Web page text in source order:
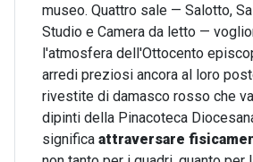
museo. Quattro sale — Salotto,
Studio e Camera da letto —
l'atmosfera dell'Ottocento
arredi preziosi ancora al loro
rivestite di damasco rosso che
dipinti della Pinacoteca
significa attraversare